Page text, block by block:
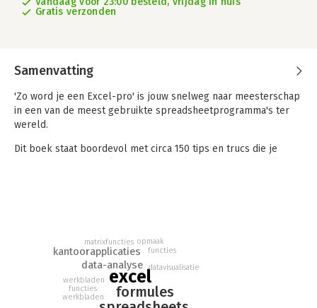
Gratis verzonden
Samenvatting
'Zo word je een Excel-pro' is jouw snelweg naar meesterschap
in een van de meest gebruikte spreadsheetprogramma's ter
wereld.
Dit boek staat boordevol met circa 150 tips en trucs die je
pro is geen traditioneel leerboek, maar een praktische gids die
je direct kunt toepassen, waardoor je binnen de kortste keren
de onbetwiste Excel-expert wordt in je omgeving.
- Direct toepasbaar: Tips en trucs die je onmiddellijk kunt
excel
formules
data-analyse
kantoorapplicaties
werkbladen
functies
matrixfuncties
datavisualisatie
werkbladen
opmaak
functies